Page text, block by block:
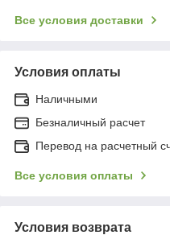
Все условия доставки
Условия оплаты
Наличными
Безналичный расчет
Перевод на расчетный
Все условия оплаты
Условия возврата